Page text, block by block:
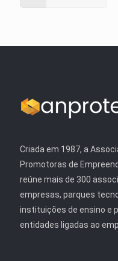
Criada em 1987, a
Promotoras de
reúne mais de 300
empresas, parques
instituições de ensino e
entidades ligadas ao